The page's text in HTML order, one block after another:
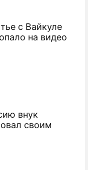
с Вайкуле
на видео
внук
своим